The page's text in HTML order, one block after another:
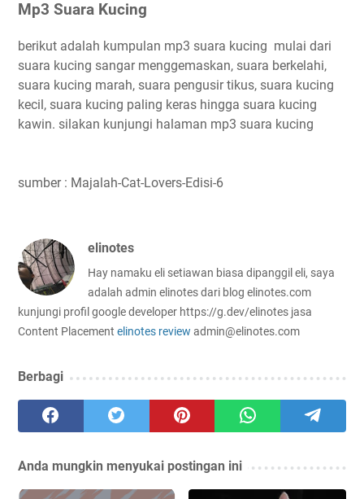
Mp3 Suara Kucing
berikut adalah kumpulan mp3 suara kucing mulai dari
suara kucing sangar menggemaskan, suara berkelahi,
suara kucing marah, suara pengusir tikus, suara kucing
kecil, suara kucing paling keras hingga suara kucing
kawin. silakan kunjungi halaman mp3 suara kucing
sumber : Majalah-Cat-Lovers-Edisi-6
elinotes
Hay namaku eli setiawan biasa dipanggil eli, saya
adalah admin elinotes dari blog elinotes.com
kunjungi profil google developer https://g.dev/elinotes jasa
Content Placement elinotes review admin@elinotes.com
Berbagi
Anda mungkin menyukai postingan ini